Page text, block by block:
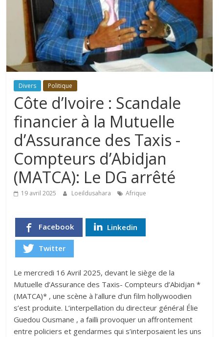
Divers Politique
Côte d’Ivoire : Scandale
financier à la Mutuelle
d’Assurance des Taxis -
Compteurs d’Abidjan
(MATCA): Le DG arrêté
19 avril 2025 Loeildusahara Afrique
Facebook Linkedin
Twitter
Le mercredi 16 Avril 2025, devant le siège de la
Mutuelle d’Assurance des Taxis- Compteurs d’Abidjan *
(MATCA)* , une scène à l’allure d’un film hollywoodien
s’est produite. L’interpellation du directeur général Élie
Guedou Ousmane , a failli provoquer un affrontement
entre policiers et gendarmes qui s’interposaient les uns